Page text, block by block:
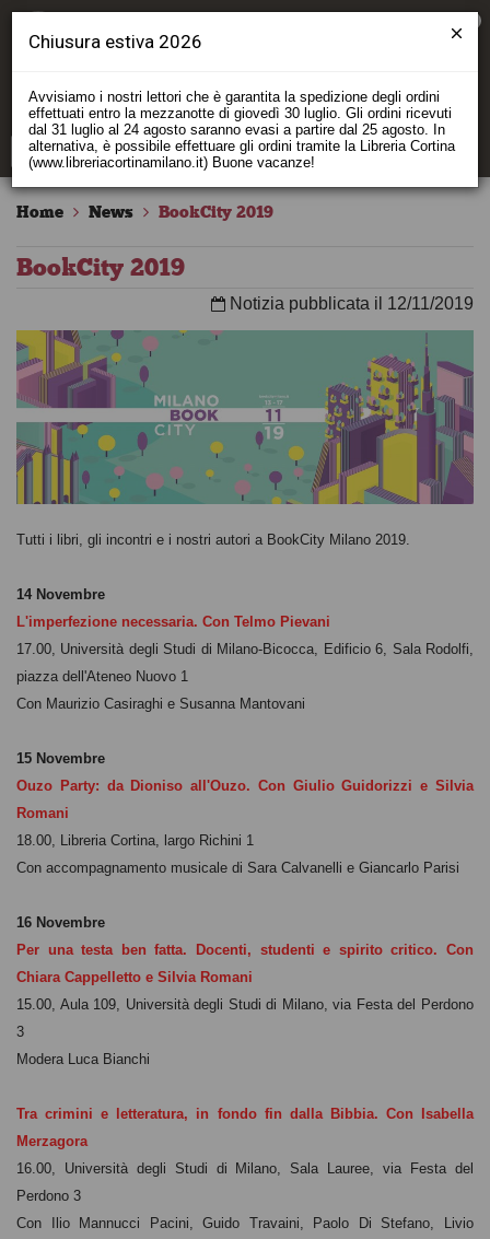
Home News BookCity 2019
BookCity 2019
Notizia pubblicata il 12/11/2019
Tutti i libri, gli incontri e i nostri autori a BookCity Milano 2019.
14 Novembre
L'imperfezione necessaria. Con Telmo Pievani
17.00, Università degli Studi di Milano-Bicocca, Edificio 6, Sala Rodolfi,
piazza dell'Ateneo Nuovo 1
Con Maurizio Casiraghi e Susanna Mantovani
15 Novembre
Ouzo Party: da Dioniso all'Ouzo. Con Giulio Guidorizzi e Silvia
Romani
18.00, Libreria Cortina, largo Richini 1
Con accompagnamento musicale di Sara Calvanelli e Giancarlo Parisi
16 Novembre
Per una testa ben fatta. Docenti, studenti e spirito critico. Con
Chiara Cappelletto e Silvia Romani
15.00, Aula 109, Università degli Studi di Milano, via Festa del Perdono
3
Modera Luca Bianchi
Tra crimini e letteratura, in fondo fin dalla Bibbia. Con Isabella
Merzagora
16.00, Università degli Studi di Milano, Sala Lauree, via Festa del
Perdono 3
Con Ilio Mannucci Pacini, Guido Travaini, Paolo Di Stefano, Livio
Chiusura estiva 2026
Avvisiamo i nostri lettori che è garantita la spedizione degli ordini
effettuati entro la mezzanotte di giovedì 30 luglio. Gli ordini ricevuti
dal 31 luglio al 24 agosto saranno evasi a partire dal 25 agosto. In
alternativa, è possibile effettuare gli ordini tramite la Libreria Cortina
(www.libreriacortinamilano.it) Buone vacanze!